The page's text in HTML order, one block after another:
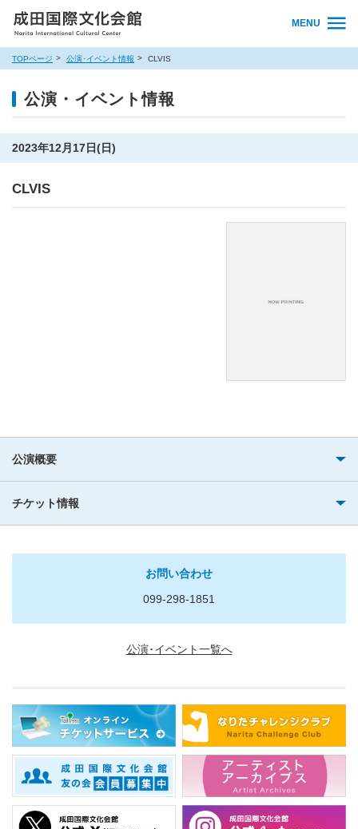
MENU
TOPページ 公演･イベント情報 CLVIS
公演・イベント情報
2023年12月17日(日)
CLVIS
公演概要
チケット情報
お問い合わせ
099-298-1851
公演･イベント一覧へ